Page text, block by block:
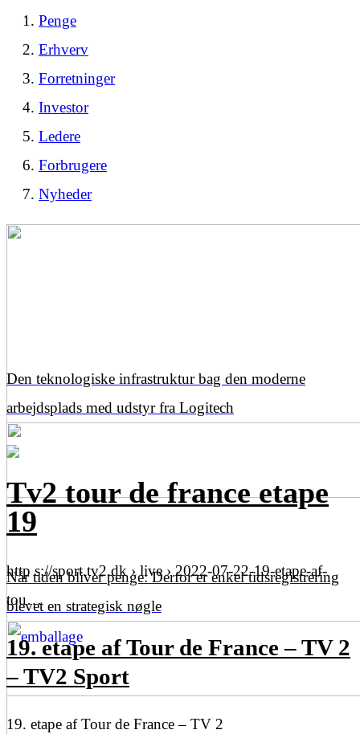
Penge
Erhverv
Forretninger
Investor
Ledere
Forbrugere
Nyheder
Den teknologiske infrastruktur bag den moderne
arbejdsplads med udstyr fra Logitech
Når tiden bliver penge: Derfor er enkel tidsregistrering
blevet en strategisk nøgle
Tv2 tour de france etape
19
http s://sport.tv2.dk › live › 2022-07-22-19-etape-af-
tou…
19. etape af Tour de France – TV 2
– TV2 Sport
19. etape af Tour de France – TV 2